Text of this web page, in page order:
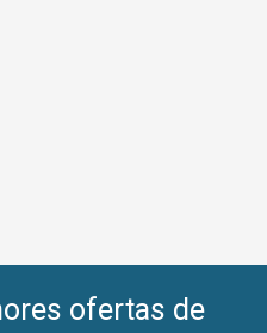
ofertas de